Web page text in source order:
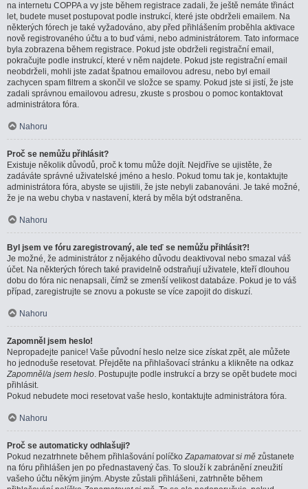
na internetu COPPA a vy jste během registrace zadali, že ještě nemáte třináct
let, budete muset postupovat podle instrukcí, které jste obdrželi emailem. Na
některých fórech je také vyžadováno, aby před přihlášením proběhla aktivace
nově registrovaného účtu a to buď vámi, nebo administrátorem. Tato informace
byla zobrazena během registrace. Pokud jste obdrželi registrační email,
pokračujte podle instrukcí, které v něm najdete. Pokud jste registrační email
neobdrželi, mohli jste zadat špatnou emailovou adresu, nebo byl email
zachycen spam filtrem a skončil ve složce se spamy. Pokud jste si jistí, že jste
zadali správnou emailovou adresu, zkuste s prosbou o pomoc kontaktovat
administrátora fóra.
Nahoru
Proč se nemůžu přihlásit?
Existuje několik důvodů, proč k tomu může dojít. Nejdříve se ujistěte, že
zadáváte správné uživatelské jméno a heslo. Pokud tomu tak je, kontaktujte
administrátora fóra, abyste se ujistili, že jste nebyli zabanováni. Je také možné,
že je na webu chyba v nastavení, která by měla být odstraněna.
Nahoru
Byl jsem ve fóru zaregistrovaný, ale teď se nemůžu přihlásit?!
Je možné, že administrátor z nějakého důvodu deaktivoval nebo smazal váš
účet. Na některých fórech také pravidelně odstraňují uživatele, kteří dlouhou
dobu do fóra nic nenapsali, čímž se zmenší velikost databáze. Pokud je to váš
případ, zaregistrujte se znovu a pokuste se více zapojit do diskuzí.
Nahoru
Zapomněl jsem heslo!
Nepropadejte panice! Vaše původní heslo nelze sice získat zpět, ale můžete
ho jednoduše resetovat. Přejděte na přihlašovací stránku a klikněte na odkaz
Zapomněl/a jsem heslo. Postupujte podle instrukcí a brzy se opět budete moci
přihlásit.
Pokud nebudete moci resetovat vaše heslo, kontaktujte administrátora fóra.
Nahoru
Proč se automaticky odhlašuji?
Pokud nezatrhnete během přihlašování políčkoZapamatovat si mě zůstanete
na fóru přihlášen jen po přednastavený čas. To slouží k zabránění zneužití
vašeho účtu někým jiným. Abyste zůstali přihlášeni, zatrhněte během